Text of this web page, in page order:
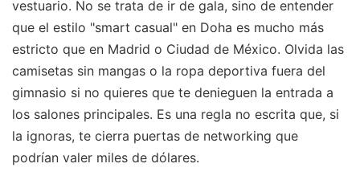
vestuario. No se trata de ir de gala, sino de entender
que el estilo "smart casual" en Doha es mucho más
estricto que en Madrid o Ciudad de México. Olvida las
camisetas sin mangas o la ropa deportiva fuera del
gimnasio si no quieres que te denieguen la entrada a
los salones principales. Es una regla no escrita que, si
la ignoras, te cierra puertas de networking que
podrían valer miles de dólares.